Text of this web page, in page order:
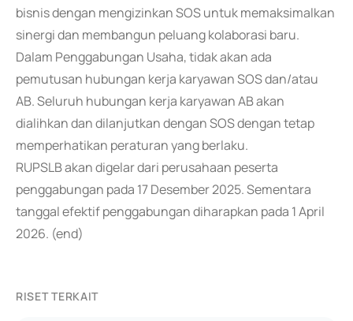
bisnis dengan mengizinkan SOS untuk memaksimalkan
sinergi dan membangun peluang kolaborasi baru.
Dalam Penggabungan Usaha, tidak akan ada
pemutusan hubungan kerja karyawan SOS dan/atau
AB. Seluruh hubungan kerja karyawan AB akan
dialihkan dan dilanjutkan dengan SOS dengan tetap
memperhatikan peraturan yang berlaku.
RUPSLB akan digelar dari perusahaan peserta
penggabungan pada 17 Desember 2025. Sementara
tanggal efektif penggabungan diharapkan pada 1 April
2026. (end)
RISET TERKAIT